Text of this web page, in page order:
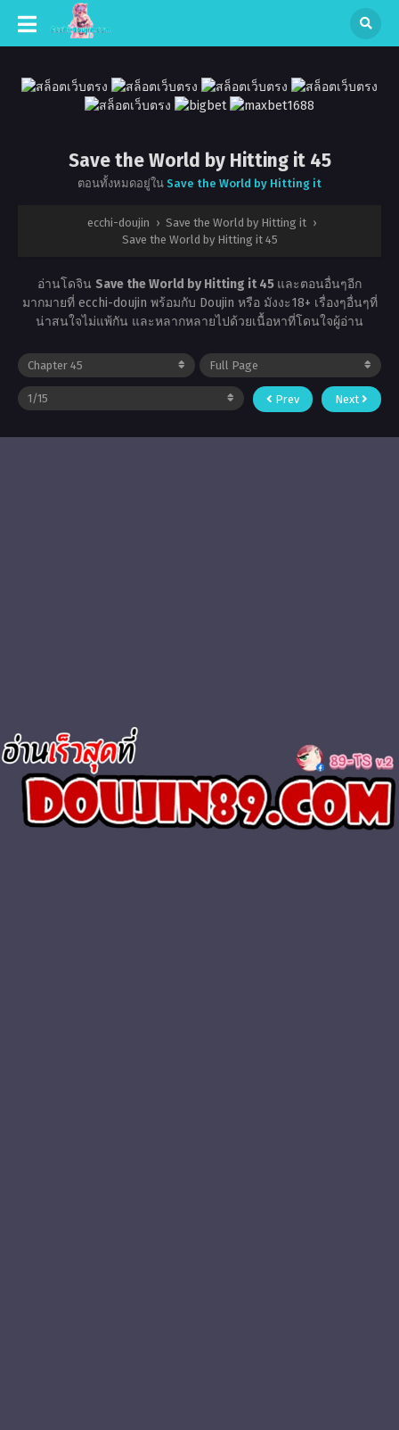
Save the World by Hitting it 45
ตอนทั้งหมดอยู่ใน Save the World by Hitting it
ecchi-doujin › Save the World by Hitting it ›
Save the World by Hitting it 45
อ่านโดจิน Save the World by Hitting it 45 และตอนอื่นๆอีก
มากมายที่ ecchi-doujin พร้อมกับ Doujin หรือ มังงะ18+ เรื่องๆอื่นๆที่
น่าสนใจไม่แพ้กัน และหลากหลายไปด้วยเนื้อหาที่โดนใจผู้อ่าน
Prev Next